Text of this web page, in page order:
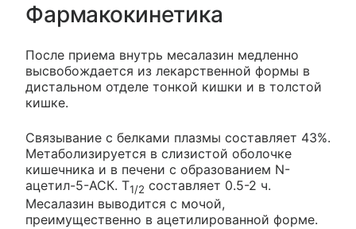
Фармакокинетика
После приема внутрь месалазин медленно
высвобождается из лекарственной формы в
дистальном отделе тонкой кишки и в толстой
кишке.
Связывание с белками плазмы составляет 43%.
Метаболизируется в слизистой оболочке
кишечника и в печени с образованием N-
ацетил-5-АСК. T1/2 составляет 0.5-2 ч.
Месалазин выводится с мочой,
преимущественно в ацетилированной форме.